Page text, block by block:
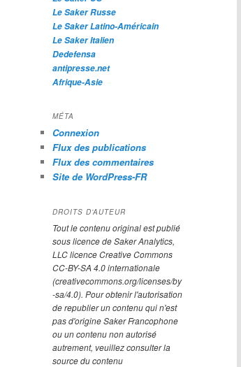
Le Saker Russe
Le Saker Latino-Américain
Le Saker Italien
Dedefensa
antipresse.net
Afrique-Asie
MÉTA
Connexion
Flux des publications
Flux des commentaires
Site de WordPress-FR
DROITS D’AUTEUR
Tout le contenu original est publié
sous licence de Saker Analytics,
LLC licence Creative Commons
CC-BY-SA 4.0 internationale
(creativecommons.org/licenses/by
-sa/4.0). Pour obtenir l'autorisation
de republier un contenu qui n'est
pas d'origine Saker Francophone
ou un contenu non autorisé
autrement, veuillez consulter la
source du contenu